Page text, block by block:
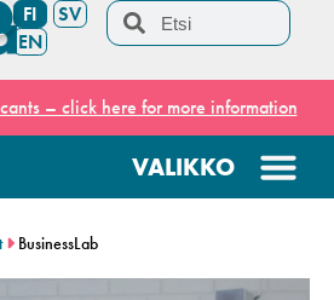
FI
SV
EN
– click here for more information
BusinessLab